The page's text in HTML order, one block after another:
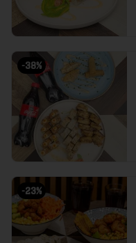
-38%
-23%